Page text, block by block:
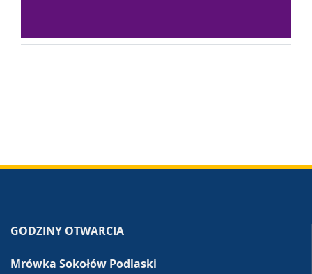
GODZINY OTWARCIA
Mrówka Sokołów Podlaski